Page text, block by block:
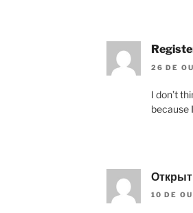
26 DE
I don’t
because
10 DE